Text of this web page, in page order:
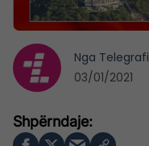
Nga Telegrafi
03/01/2021